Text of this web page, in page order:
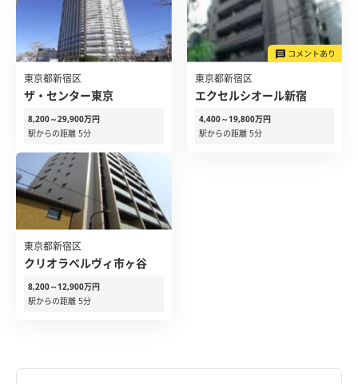
東京都新宿区
ザ・センター東京
8,200～29,900万円
駅からの距離 5分
東京都新宿区
エクセルシオール新宿
4,400～19,800万円
駅からの距離 5分
東京都新宿区
クリオラべルヴィ市ヶ谷
8,200～12,900万円
駅からの距離 5分